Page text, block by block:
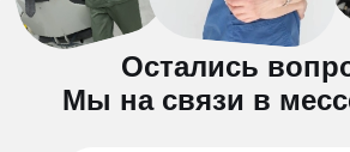
Остались
Мы на связи в